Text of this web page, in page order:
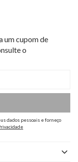
um cupom de
o
dados pessoais e forneço